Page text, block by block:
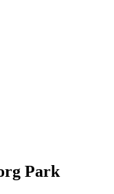
Park